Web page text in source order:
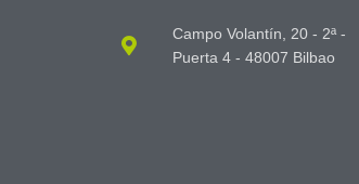
Campo Volantín, 20 - 2ª -
Puerta 4 - 48007 Bilbao